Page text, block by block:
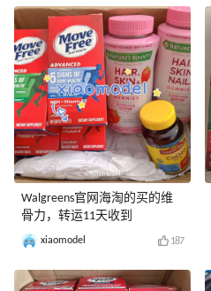
Walgreens官网海淘的买的维
骨力，转运11天收到
xiaomodel 187